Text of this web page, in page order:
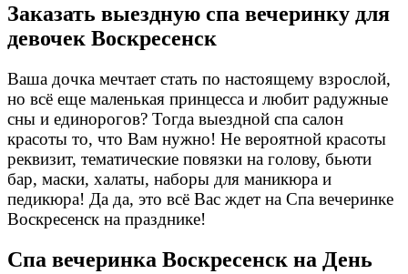
Заказать выездную спа вечеринку для
девочек Воскресенск
Ваша дочка мечтает стать по настоящему взрослой,
но всё еще маленькая принцесса и любит радужные
сны и единорогов? Тогда выездной спа салон
красоты то, что Вам нужно! Не вероятной красоты
реквизит, тематические повязки на голову, бьюти
бар, маски, халаты, наборы для маникюра и
педикюра! Да да, это всё Вас ждет на Спа вечеринке
Воскресенск на празднике!
Спа вечеринка Воскресенск на День